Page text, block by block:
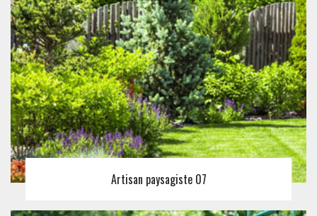
Artisan paysagiste 07